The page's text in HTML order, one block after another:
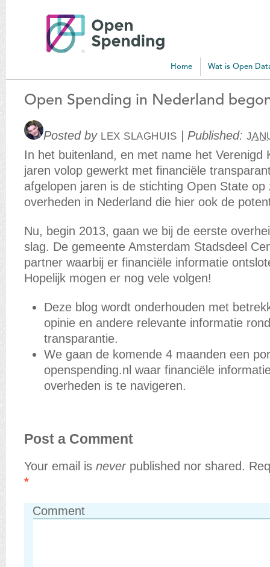
Open
Spending
Home Wat is Open
Open Spending in Nederland
Posted by LEX SLAGHUIS Published:
In het buitenland, en met name het Verenigd
jaren volop gewerkt met financiële
afgelopen jaren is de stichting Open State
overheden in Nederland die hier ook de
Nu, begin 2013, gaan we bij de eerste
slag. De gemeente Amsterdam Stadsdeel
partner waarbij er financiële informatie
Hopelijk mogen er nog vele volgen!
Deze blog wordt onderhouden met
opinie en andere relevante informatie
transparantie.
We gaan de komende 4 maanden een
openspending.nl waar financiële
overheden is te navigeren.
Post a Comment
Your email is neverpublished nor shared.
*
Comment